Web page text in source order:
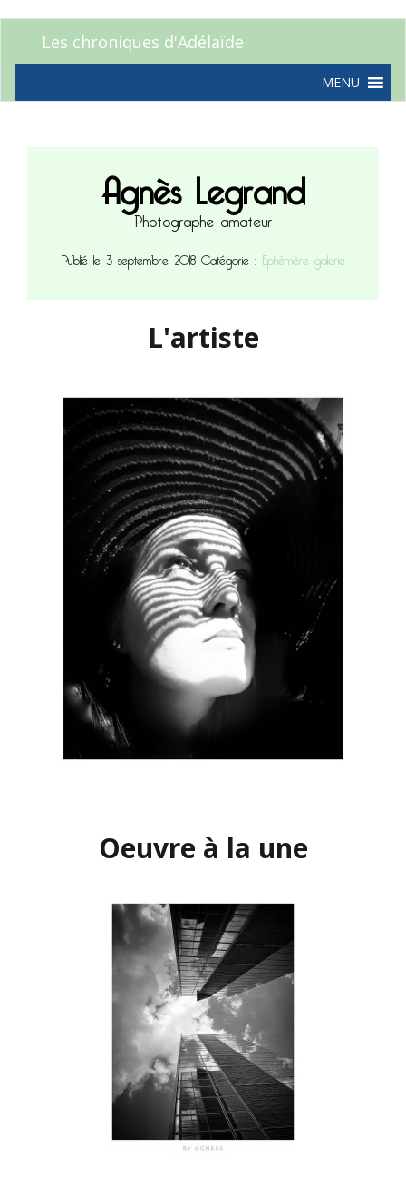
Les chroniques d'Adélaïde
MENU
Agnès Legrand
Photographe amateur
Publié le 3 septembre 2018Catégorie :Ephémère galerie
L'artiste
Oeuvre à la une